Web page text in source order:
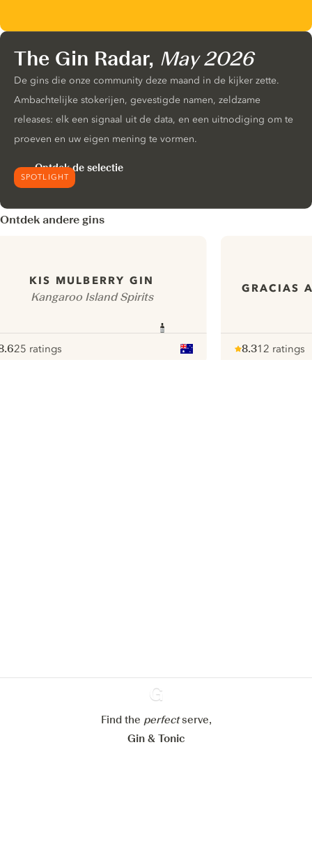
SPOTLIGHT
The Gin Radar, May 2026
De gins die onze community deze maand in de kijker zette.
Ambachtelijke stokerijen, gevestigde namen, zeldzame
releases: elk een signaal uit de data, en een uitnodiging om te
proeven en uw eigen mening te vormen.
Ontdek de selectie
Ontdek andere gins
KIS MULBERRY GIN
Kangaroo Island Spirits
25 ratings
GRACIAS
8.312 ratings
Ginventory
Find the perfectserve,
Gin & Tonic
Mijn cookie-instellingen aanpassen
Alles weigeren Alles aanvaarden